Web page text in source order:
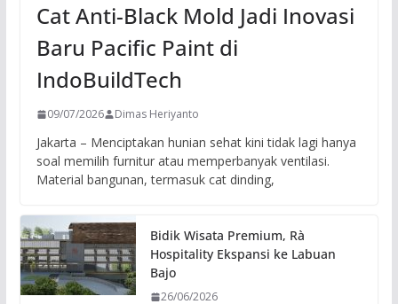
Cat Anti-Black Mold Jadi Inovasi
Baru Pacific Paint di
IndoBuildTech
09/07/2026 Dimas Heriyanto
Jakarta – Menciptakan hunian sehat kini tidak lagi hanya
soal memilih furnitur atau memperbanyak ventilasi.
Material bangunan, termasuk cat dinding,
Bidik Wisata Premium, Rà
Hospitality Ekspansi ke Labuan
Bajo
26/06/2026